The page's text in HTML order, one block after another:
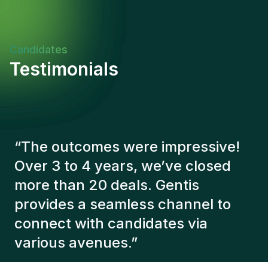
Candidates
Testimonials
“The Gentis consultants have
always taken a number of factors
into account in order to present us
with the right candidates. The
people we've recruited are still
here, and personally I'm very